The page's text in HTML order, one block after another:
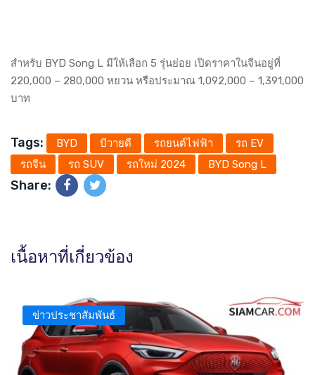
สำหรับ BYD Song L มีให้เลือก 5 รุ่นย่อย เปิดราคาในจีนอยู่ที่
220,000 – 280,000 หยวน หรือประมาณ 1,092,000 – 1,391,000
บาท
Tags: BYD บีวายดี รถยนต์ไฟฟ้า
รถ EV
รถจีน
รถ SUV รถใหม่ 2024 BYD Song L
Share:
เนื้อหาที่เกี่ยวข้อง
ข่าวประชาสัมพันธ์